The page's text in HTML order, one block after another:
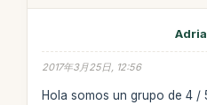
2017年3月25日, 12:56
Hola somos un grupo de 4 /